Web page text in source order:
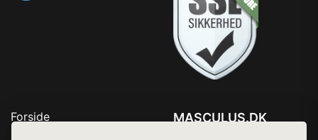
Forside
MASCULUS.DK